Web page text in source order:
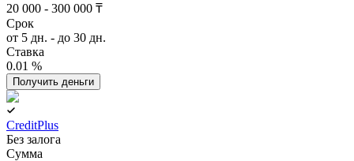
20 000 - 300 000 ₸
Срок
от 5 дн. - до 30 дн.
Ставка
0.01 %
Получить деньги
CreditPlus
Без залога
Сумма